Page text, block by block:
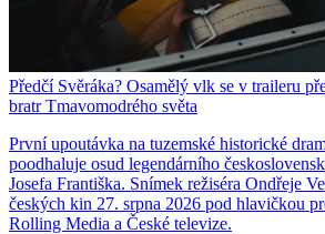
Předčí Svěráka? Osamělý vlk se v traileru
bratr Tmavomodrého světa
První upoutávka na tuzemské historické
poodhaluje osud legendárního
Josefa Františka. Snímek režiséra Ondřeje
českých kin 27. srpna 2026 pod hlavičkou
Rolling Media a České televize.